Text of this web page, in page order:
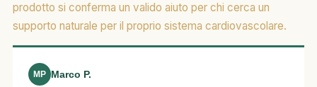
prodotto si conferma un valido aiuto per chi cerca un
supporto naturale per il proprio sistema cardiovascolare.
MP Marco P.